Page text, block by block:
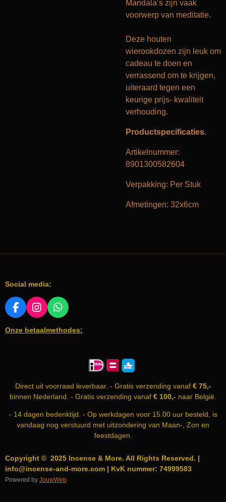
Mandala’s zijn vaak
voorwerp van meditatie.
Deze houten
wierookdozen zijn leuk om
cadeau te doen en
verrassend om te krijgen,
uiteraard tegen een
keurige prijs- kwaliteit
verhouding.
Productspecificaties.
Artikelnummer:
8901300582604
Verpakking: Per Stuk
Afmetingen: 32x6cm
Social media:
F
C
I
S
M
W
A
Onze betaalmethodes:
Direct uit voorraad leverbaar. - Gratis verzending vanaf€ 75,-
binnen Nederland. - Gratis verzending vanaf € 100,- naar België.
- 14 dagen bedenktijd. - Op werkdagen voor 15.00 uur besteld, is
vandaag nog verstuurd met uitzondering van Maan-, Zon en
feestdagen.
Copyright © 2025 Incense & More. All Rights Reserved. |
info@incense-and-more.com | KvK nummer: 74999583
Powered by JouwWeb